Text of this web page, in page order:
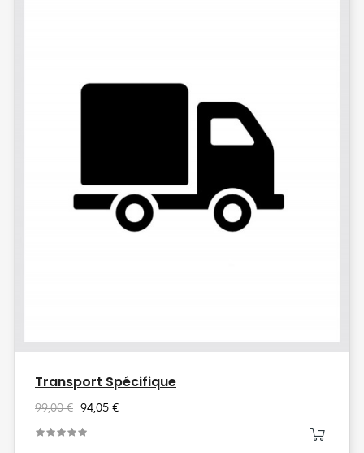
Transport Spécifique
99,00 € 94,05 €